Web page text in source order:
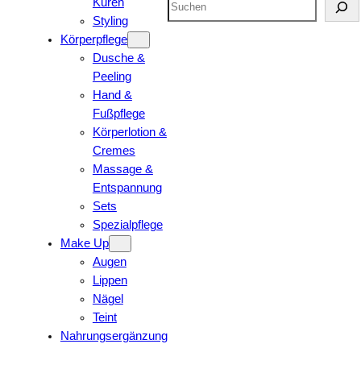
Styling
Körperpflege
Dusche &
Peeling
Hand &
Fußpflege
Körperlotion &
Cremes
Massage &
Entspannung
Sets
Spezialpflege
Make Up
Augen
Lippen
Nägel
Teint
Nahrungsergänzung